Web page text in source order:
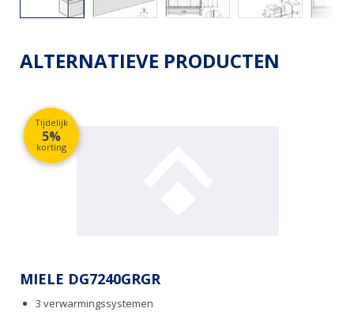
ALTERNATIEVE PRODUCTEN
Tijdelijk
5%
korting
MIELE DG7240GRGR
3 verwarmingssystemen